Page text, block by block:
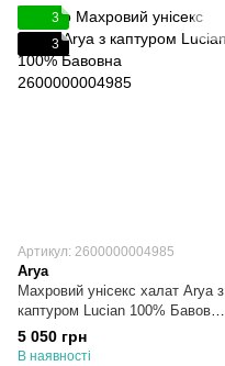
3
3
Артикул: 2600000004985
Arya
Махровий унісекс халат Arya з
каптуром Lucian 100% Бавовна
Білий S/М
5 050 грн
В наявності